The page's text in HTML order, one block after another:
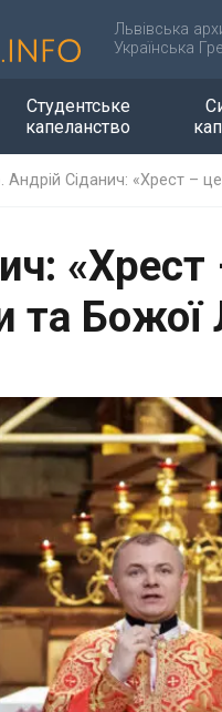
Львівська
Українська
Студентське
капеланство
Андрій Сіданич: «Хрест –
та Божої